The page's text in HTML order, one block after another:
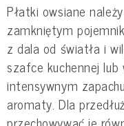
Płatki owsiane
zamkniętym
z dala od światła i
szafce kuchennej
intensywnym
aromaty. Dla